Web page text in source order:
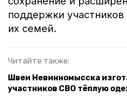
поддержки
их семей.
Читайте также:
Швеи Невинномысска
участников СВО тёплую